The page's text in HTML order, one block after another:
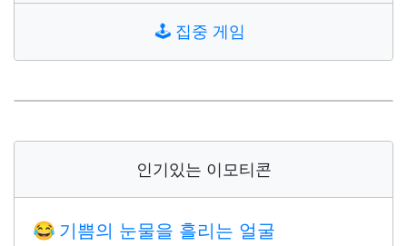
🕹️ 집중 게임
인기있는 이모티콘
😂 기쁨의 눈물을 흘리는 얼굴